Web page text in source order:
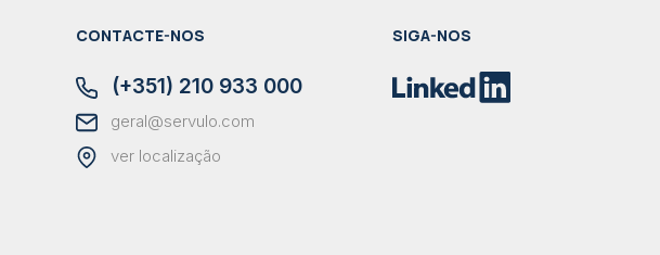
CONTACTE-NOS
(+351) 210 933 000
geral@servulo.com
ver localização
SIGA-NOS